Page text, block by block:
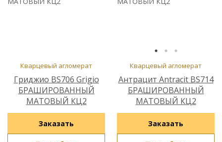
Кварцевый агломерат
Гриджио BS706 Grigio
БРАШИРОВАННЫЙ
МАТОВЫЙ КЦ2
Заказать
Кварцевый агломерат
Антрацит Antracit BS714
БРАШИРОВАННЫЙ
МАТОВЫЙ КЦ2
Заказать